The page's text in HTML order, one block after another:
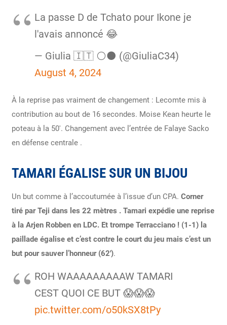
La passe D de Tchato pour Ikone je
l'avais annoncé 😂
— Giulia 🇮🇹 ⚪️⚫️ (@GiuliaC34)
August 4, 2024
À la reprise pas vraiment de changement : Lecomte mis à
contribution au bout de 16 secondes. Moise Kean heurte le
poteau à la 50′. Changement avec l’entrée de Falaye Sacko
en défense centrale .
TAMARI ÉGALISE SUR UN BIJOU
Un but comme à l’accoutumée à l’issue d’un CPA. Corner
tiré par Teji dans les 22 mètres . Tamari expédie une reprise
à la Arjen Robben en LDC. Et trompe Terracciano ! (1-1) la
paillade égalise et c’est contre le court du jeu mais c’est un
but pour sauver l’honneur (62′).
ROH WAAAAAAAAAW TAMARI
CEST QUOI CE BUT 😱😱😱
pic.twitter.com/o50kSX8tPy